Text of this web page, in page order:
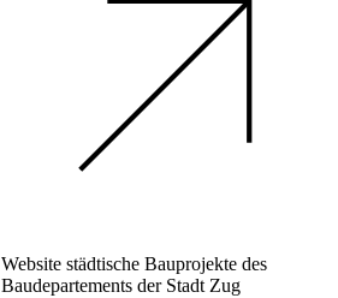
Website städtische Bauprojekte des
Baudepartements der Stadt Zug